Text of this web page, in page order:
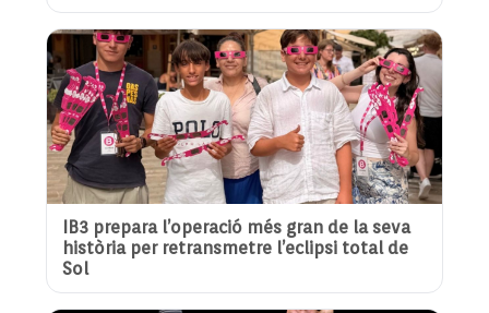
IB3 prepara l’operació més gran de la seva
història per retransmetre l’eclipsi total de
Sol